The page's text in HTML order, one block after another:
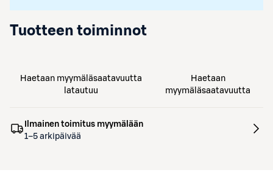
Tuotteen toiminnot
Haetaan myymäläsaatavuutta
latautuu
Haetaan
myymäläsaatavuutta
Ilmainen toimitus myymälään
1–5 arkipäivää